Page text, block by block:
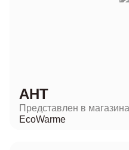
AHT
Представлен в
EcoWarme